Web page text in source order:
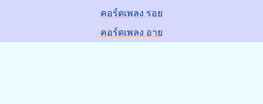
คอร์ดเพลง รอย
คอร์ดเพลง อาย